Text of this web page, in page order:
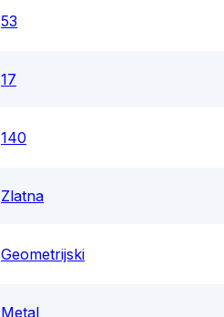
53
17
140
Zlatna
Geometrijski
Metal